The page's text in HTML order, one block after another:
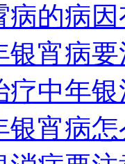
病的病
银宵病
疗中年
银宵病